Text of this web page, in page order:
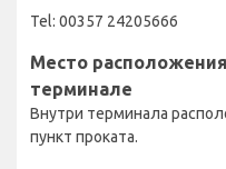
Tel: 00357 24205666
Место
терминале
Внутри терминала
пункт проката.